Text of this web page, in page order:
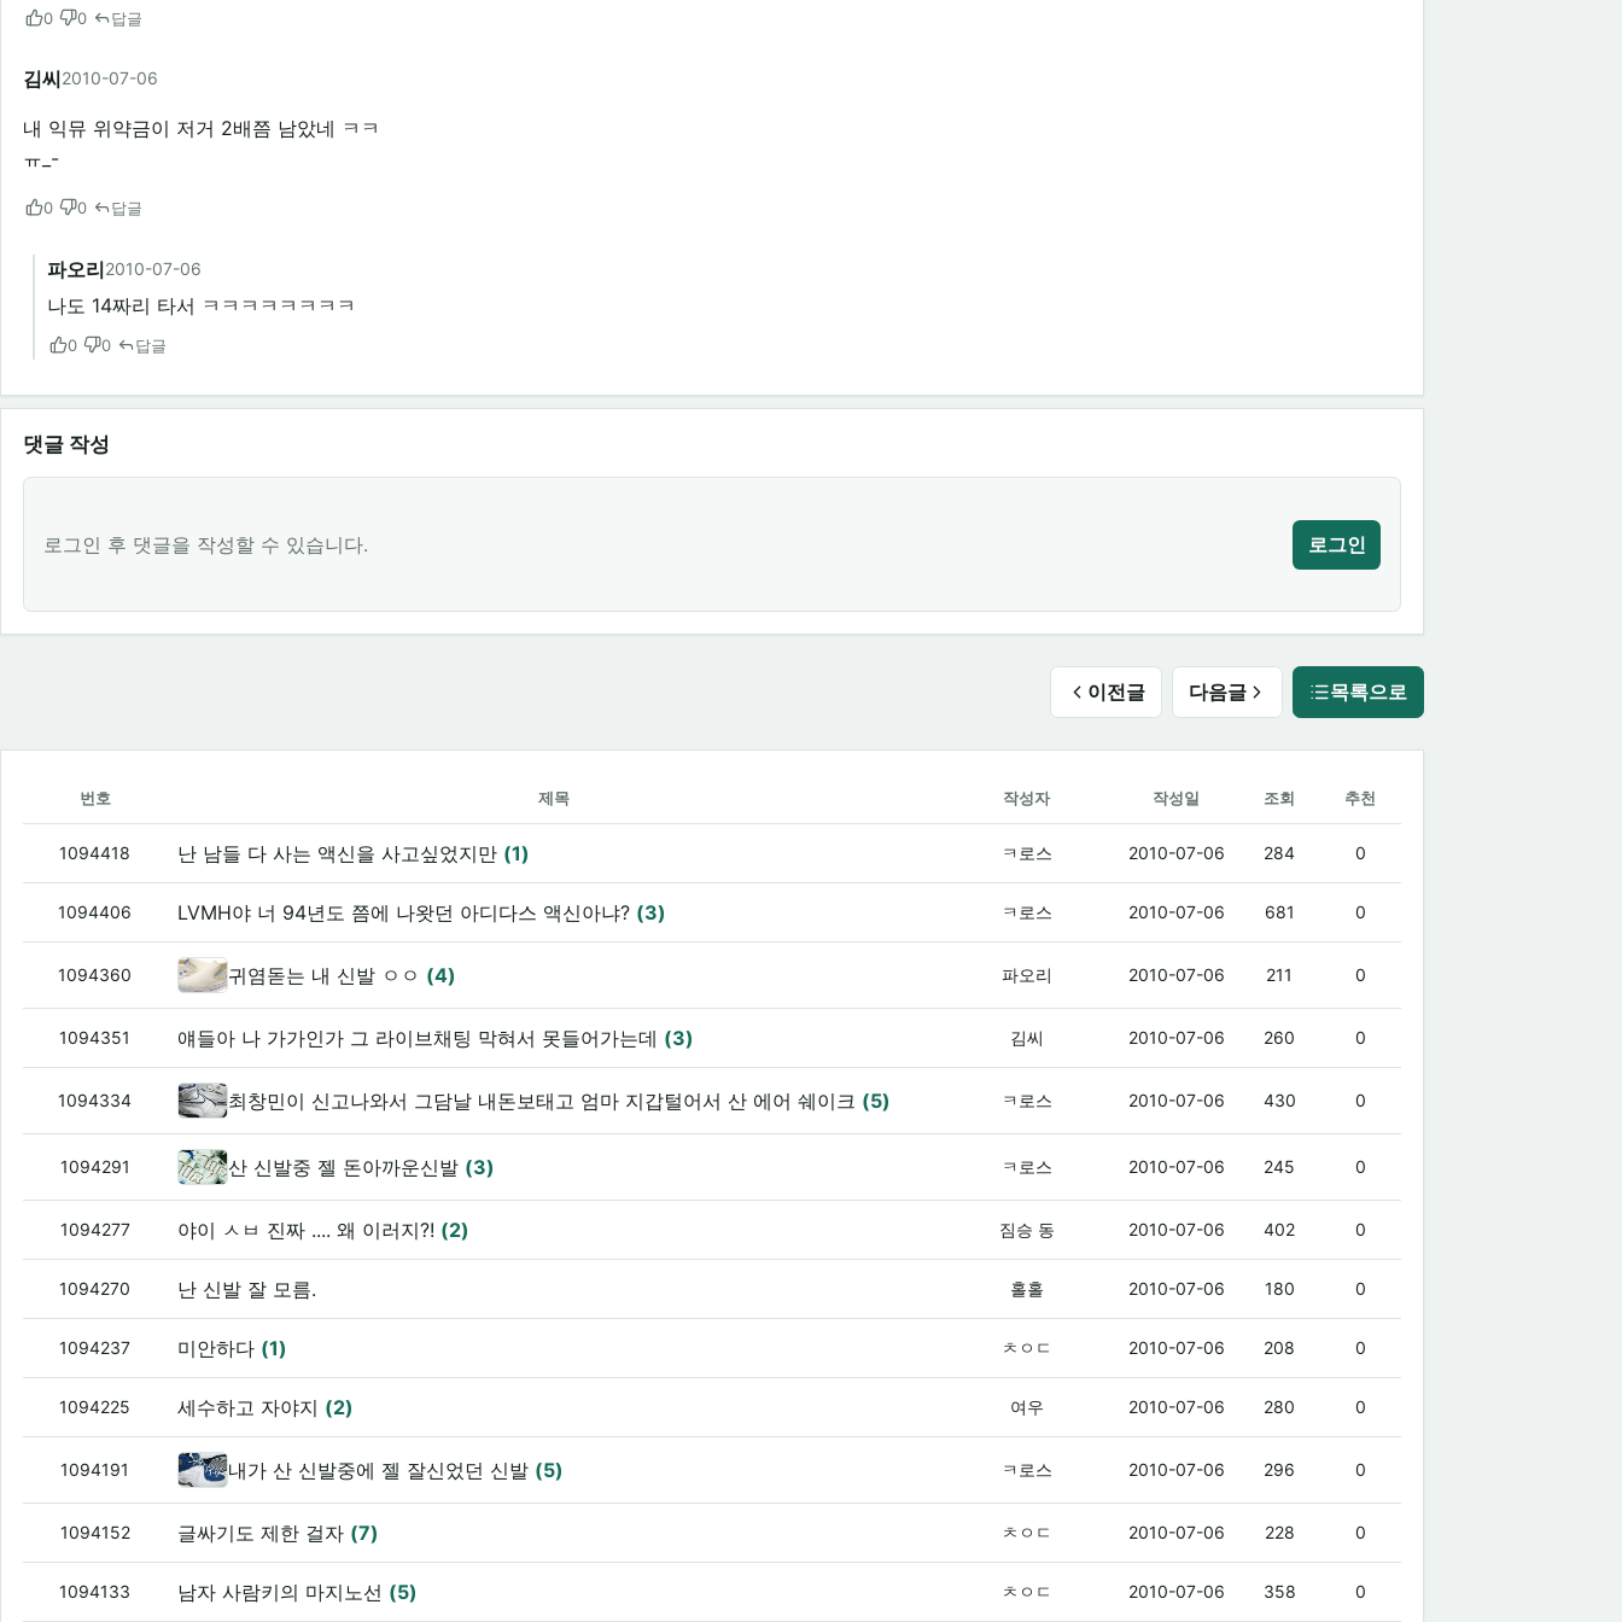
0 0 답글
김씨2010-07-06
내 익뮤 위약금이 저거 2배쯤 남았네 ㅋㅋ
ㅠ_-
0 0 답글
파오리2010-07-06
나도 14짜리 타서 ㅋㅋㅋㅋㅋㅋㅋㅋ
0 0 답글
댓글 작성
로그인 후 댓글을 작성할 수 있습니다. 로그인
이전글 다음글 목록으로
번호 제목 작성자 작성일 조회 추천
1094418 난 남들 다 사는 액신을 사고싶었지만 (1) ㅋ로스 2010-07-06 284 0
1094406 LVMH야 너 94년도 쯤에 나왓던 아디다스 액신아냐? (3) ㅋ로스 2010-07-06 681 0
1094360 귀염돋는 내 신발 ㅇㅇ (4) 파오리 2010-07-06 211 0
1094351 얘들아 나 가가인가 그 라이브채팅 막혀서 못들어가는데 (3) 김씨 2010-07-06 260 0
1094334 최창민이 신고나와서 그담날 내돈보태고 엄마 지갑털어서 산 에어 쉐이크 (5) ㅋ로스 2010-07-06 430 0
1094291 산 신발중 젤 돈아까운신발 (3) ㅋ로스 2010-07-06 245 0
1094277 야이 ㅅㅂ 진짜 .... 왜 이러지?! (2) 짐승 동 2010-07-06 402 0
1094270 난 신발 잘 모름. 홀홀 2010-07-06 180 0
1094237 미안하다 (1) ㅊㅇㄷ 2010-07-06 208 0
1094225 세수하고 자야지 (2) 여우 2010-07-06 280 0
1094191 내가 산 신발중에 젤 잘신었던 신발 (5) ㅋ로스 2010-07-06 296 0
1094152 글싸기도 제한 걸자 (7) ㅊㅇㄷ 2010-07-06 228 0
1094133 남자 사람키의 마지노선 (5) ㅊㅇㄷ 2010-07-06 358 0